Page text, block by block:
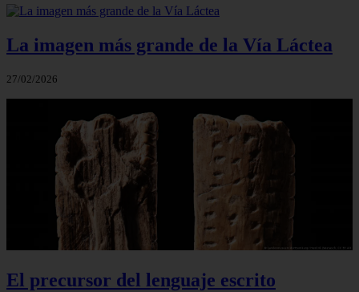
La imagen más grande de la Vía Láctea
27/02/2026
El precursor del lenguaje escrito